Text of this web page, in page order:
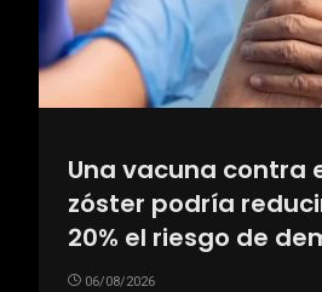
Una vacuna contra
zóster podría
20% el riesgo de
06/08/2026